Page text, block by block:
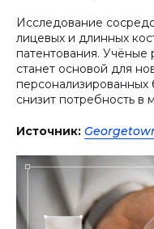
Исследование
лицевых и длинных
патентования. Учёные
станет основой для
снизит потребность в
Источник: